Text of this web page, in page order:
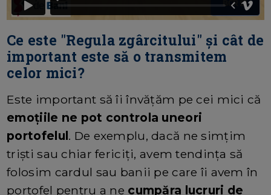
Ce este "Regula zgârcitului" și cât de
important este să o transmitem
celor mici?
Este important să îi învățăm pe cei mici că
emoțiile ne pot controla uneori
portofelul. De exemplu, dacă ne simțim
triști sau chiar fericiți, avem tendința să
folosim cardul sau banii pe care îi avem în
portofel pentru a ne cumpăra lucruri de